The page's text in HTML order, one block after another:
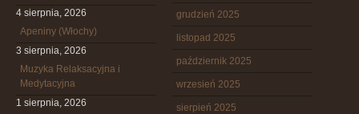
4 sierpnia, 2026
Apeniny (Włochy)
3 sierpnia, 2026
Muzyka Relaksacyjna i
Medytacyjna
1 sierpnia, 2026
grudzień 2025
listopad 2025
październik 2025
wrzesień 2025
sierpień 2025